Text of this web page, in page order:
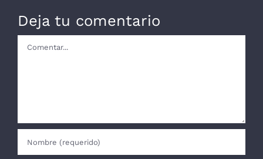
Deja tu comentario
Comentar